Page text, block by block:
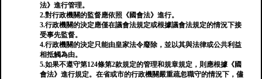
法》進行管理。
2.對行政機關的監督應依照《國會法》進行。
3.行政機關的決定應僅在議會法規定或根據議會法規定的情況下接
受事先監督。
4.行政機關的決定只能由皇家法令廢除，並以其與法律或公共利益
相抵觸為由。
5.如果不遵守第124條第2款規定的管理和規章規定，則應根據《國
會法》進行規定。在省或市的行政機關嚴重疏忽職守的情況下，儘